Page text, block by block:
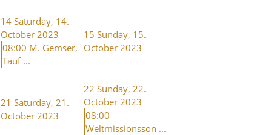
14 Saturday, 14.
October 2023
08:00 M. Gemser,
Tauf ...
15 Sunday, 15.
October 2023
21 Saturday, 21.
October 2023
22 Sunday, 22.
October 2023
08:00
Weltmissionsson ...